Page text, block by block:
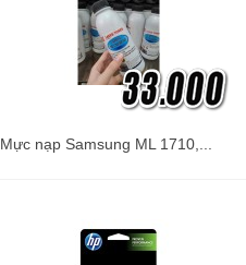
Mực nạp Samsung ML 1710,...